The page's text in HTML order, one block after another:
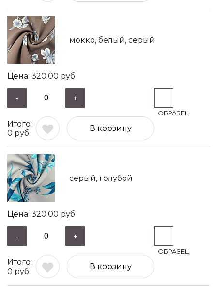
мокко, белый, серый
320.00 руб
- +
0 руб
В корзину
серый, голубой
320.00 руб
- +
0 руб
В корзину